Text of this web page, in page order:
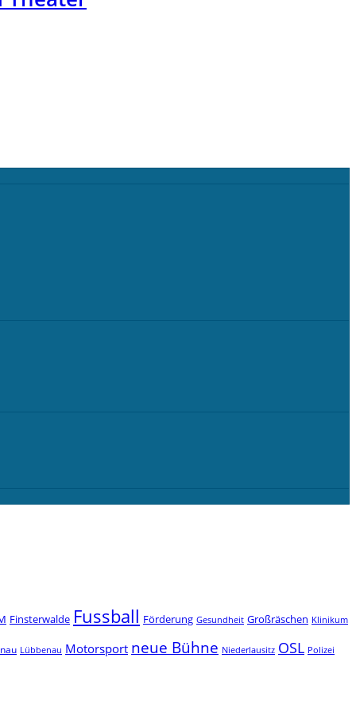
Finsterwalde Fussball Förderung Gesundheit Großräschen Klinikum
Lübbenau Motorsport neue Bühne Niederlausitz OSL Polizei